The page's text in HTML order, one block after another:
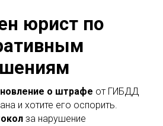
юрист по
о штрафе от ГИБДД
и хотите его оспорить.
за нарушение